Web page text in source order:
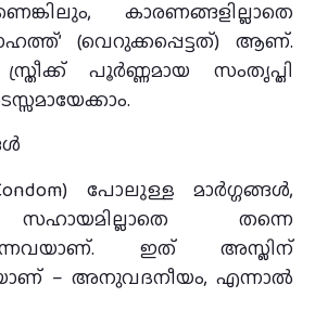
കാരണങ്ങളില്ലാതെ
(വെറുക്കപ്പെട്ടത്) ആണ്.
പൂർണ്ണമായ സംതൃപ്തി
പോലുള്ള മാർഗ്ഗങ്ങൾ,
തന്നെ
ഇത് അസ്ലിന്
– അനുവദനീയം, എന്നാൽ